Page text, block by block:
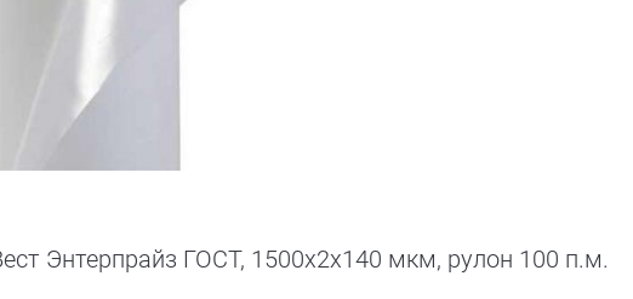
Энтерпрайз ГОСТ, 1500х2х140 мкм, рулон 100 п.м.